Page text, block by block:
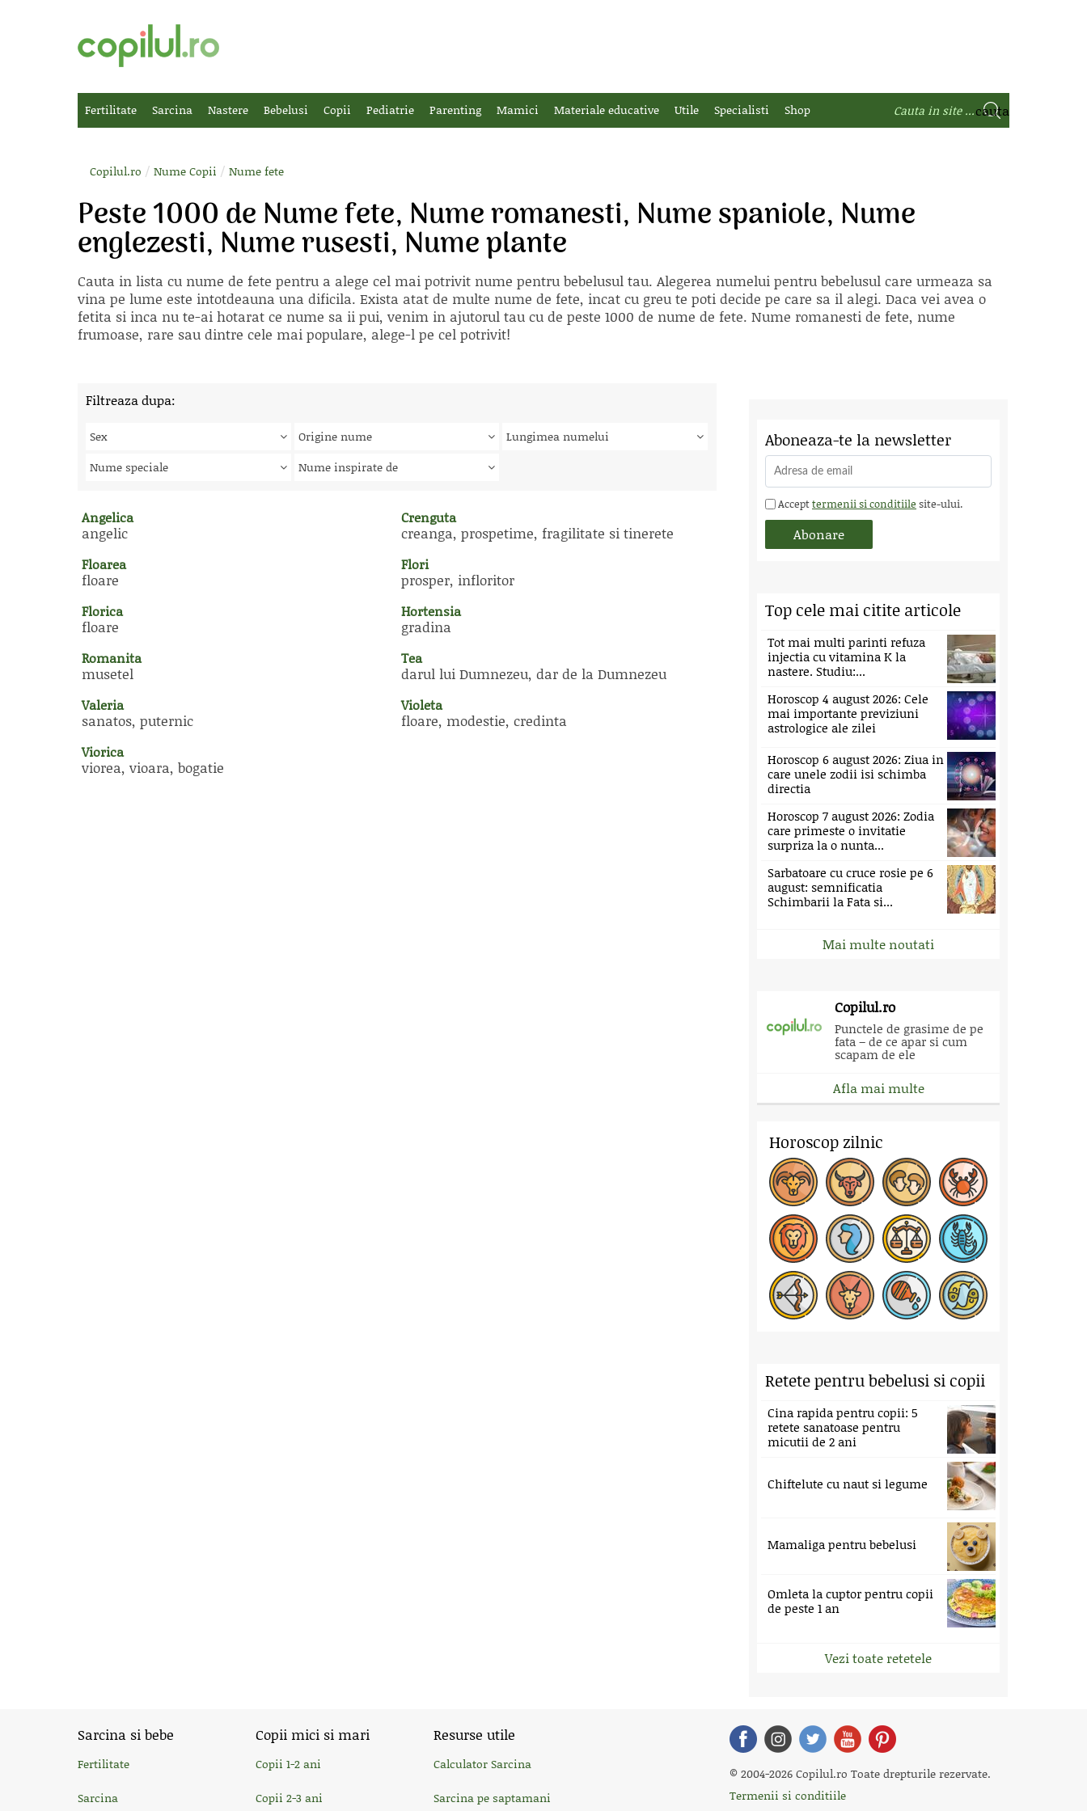
Fertilitate Sarcina Nastere Bebelusi Copii Pediatrie Parenting Mamici Materiale educative Utile Specialisti Shop
Copilul.ro / Nume Copii / Nume fete
Peste 1000 de Nume fete, Nume romanesti, Nume spaniole, Nume
englezesti, Nume rusesti, Nume plante
Cauta in lista cu nume de fete pentru a alege cel mai potrivit nume pentru bebelusul tau. Alegerea numelui pentru bebelusul care urmeaza sa
vina pe lume este intotdeauna una dificila. Exista atat de multe nume de fete, incat cu greu te poti decide pe care sa il alegi. Daca vei avea o
fetita si inca nu te-ai hotarat ce nume sa ii pui, venim in ajutorul tau cu de peste 1000 de nume de fete. Nume romanesti de fete, nume
frumoase, rare sau dintre cele mai populare, alege-l pe cel potrivit!
Filtreaza dupa:
Sex Origine nume
Lungimea numelui
Nume speciale
Nume inspirate de
Angelica
angelic
Crenguta
creanga, prospetime, fragilitate si tinerete
Floarea
floare
Flori
prosper, infloritor
Florica
floare
Hortensia
gradina
Romanita
musetel
Tea
darul lui Dumnezeu, dar de la Dumnezeu
Valeria
sanatos, puternic
Violeta
floare, modestie, credinta
Viorica
viorea, vioara, bogatie
Aboneaza-te la newsletter
Accepttermenii si conditiile site-ului.
Top cele mai citite articole
Tot mai multi parinti refuza
injectia cu vitamina K la
nastere. Studiu:...
Horoscop 4 august 2026: Cele
mai importante previziuni
astrologice ale zilei
Horoscop 6 august 2026: Ziua in
care unele zodii isi schimba
directia
Horoscop 7 august 2026: Zodia
care primeste o invitatie
surpriza la o nunta...
Sarbatoare cu cruce rosie pe 6
august: semnificatia
Schimbarii la Fata si...
Mai multe noutati
Copilul.ro
Punctele de grasime de pe
fata – de ce apar si cum
scapam de ele
Afla mai multe
Horoscop zilnic
Retete pentru bebelusi si copii
Cina rapida pentru copii: 5
retete sanatoase pentru
micutii de 2 ani
Chiftelute cu naut si legume
Mamaliga pentru bebelusi
Omleta la cuptor pentru copii
de peste 1 an
Vezi toate retetele
Sarcina si bebe
Fertilitate
Sarcina
Copii mici si mari
Copii 1-2 ani
Copii 2-3 ani
Resurse utile
Calculator Sarcina
Sarcina pe saptamani
© 2004-2026 Copilul.ro Toate drepturile rezervate.
Termenii si conditiile